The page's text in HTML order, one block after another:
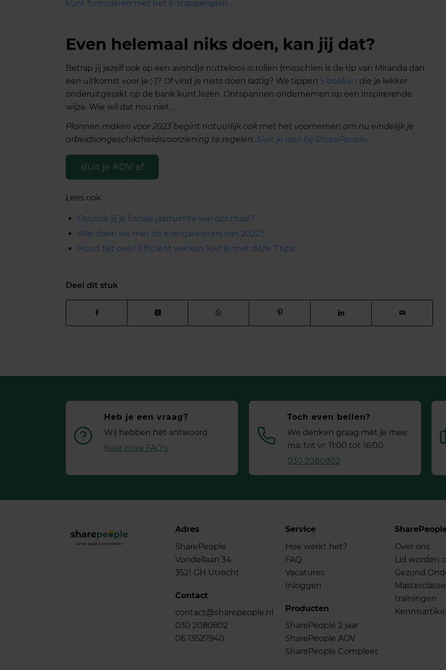
kunt formuleren met het 6-stappenplan.
Even helemaal niks doen, kan jij dat?
Betrap jij jezelf ook op een avondje nutteloos scrollen (misschien is de tip van Miranda dan
een uitkomst voor je ;-)? Of vind je niets doen lastig? We tippen 5 boeken die je lekker
onderuitgezakt op de bank kunt lezen. Ontspannen ondernemen op een inspirerende
wijze. Wie wil dat nou niet…
Plannen maken voor 2023 begint natuurlijk ook met het voornemen om nu eindelijk je
arbeidsongeschiktheidsvoorziening te regelen. Sluit je aan bij SharePeople.
sluit je AOV af
Lees ook:
Gebruik jij je fiscale jaarruimte wel optimaal?
Wat doen we met de energievreters van 2022?
Houd tijd over! Efficiënt werken lukt je met deze 7 tips
Deel dit stuk
Heb je een vraag?
Wij hebben het antwoord
Naar onze FAQ’s
Toch even bellen?
We denken graag met je mee:
ma. tot vr. 11:00 tot 16:00
030 2080802
Adres
SharePeople
Vondellaan 34
3521 GH Utrecht
Contact
contact@sharepeople.nl
030 2080802
06 13527940
Service
Hoe werkt het?
FAQ
Vacatures
Inloggen
Producten
SharePeople 2 jaar
SharePeople AOV
SharePeople Compleet
Over ons
Lid worden
Gezond
trainingen